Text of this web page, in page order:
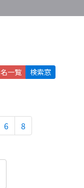
一覧 検索窓
6 8